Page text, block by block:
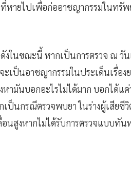
หายไปเพื่อก่ออาชญากรรมในทรัพ
ในขณะนี้ หากเป็นการตรวจ ณ วัน
จะเป็นอาชญากรรมในประเด็นเรื่อ
หามันบอกอะไรไม่ได้มาก บอกได้แ
ป็นกรณีตรวจพบยา ในร่างผู้เสีย
นสูงหากไม่ได้รับการตรวจแบบทัน